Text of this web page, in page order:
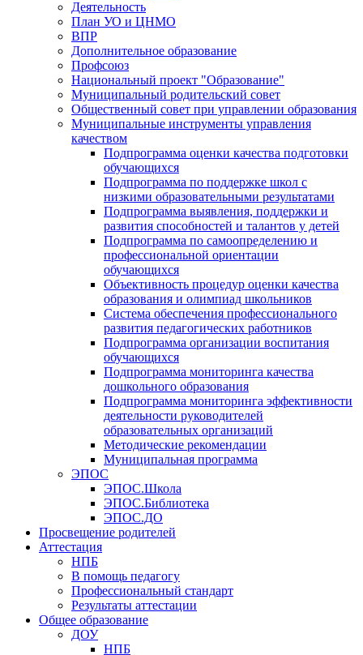
Деятельность
План УО и ЦНМО
ВПР
Дополнительное образование
Профсоюз
Национальный проект "Образование"
Муниципальный родительский совет
Общественный совет при управлении образования
Муниципальные инструменты управления
качеством
Подпрограмма оценки качества подготовки
обучающихся
Подпрограмма по поддержке школ с
низкими образовательными результатами
Подпрограмма выявления, поддержки и
развития способностей и талантов у детей
Подпрограмма по самоопределению и
профессиональной ориентации
обучающихся
Объективность процедур оценки качества
образования и олимпиад школьников
Система обеспечения профессионального
развития педагогических работников
Подпрограмма организации воспитания
обучающихся
Подпрограмма мониторинга качества
дошкольного образования
Подпрограмма мониторинга эффективности
деятельности руководителей
образовательных организаций
Методические рекомендации
Муниципальная программа
ЭПОС
ЭПОС.Школа
ЭПОС.Библиотека
ЭПОС.ДО
Просвещение родителей
Аттестация
НПБ
В помощь педагогу
Профессиональный стандарт
Результаты аттестации
Общее образование
ДОУ
НПБ